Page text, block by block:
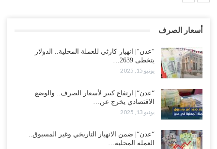
أسعار الصرف
“عدن“| انهيار كارثي للعملة المحلية.. الدولار
يتخطى 2639…
يونيو 15, 2025
“عدن“| ارتفاع كبير لأسعار الصرف.. والوضع
الاقتصادي يخرج عن…
يونيو 13, 2025
“عدن“| ضمن الانهيار التاريخي وغير المسبوق..
العملة المحلية…